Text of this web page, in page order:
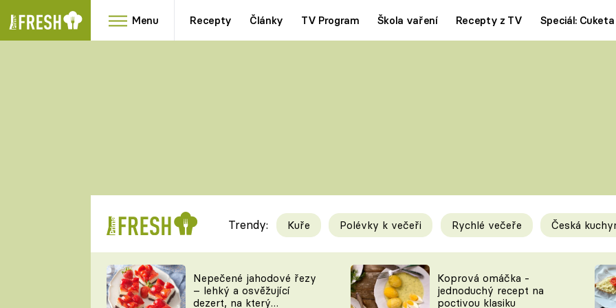
Menu Recepty Články TV Program Škola vaření Recepty z TV Speciál: Cuketa
RYCHLOVKY
Videorecepty
TEĎ VAŘÍ ŠÉF!
Tipy a triky
KAM ZA JÍDLEM
Trendy: Kuře Polévky k večeři Rychlé večeře Česká
Nepečené jahodové řezy
– lehký a osvěžující
dezert, na který
Koprová omáčka -
jednoduchý recept na
poctivou klasiku